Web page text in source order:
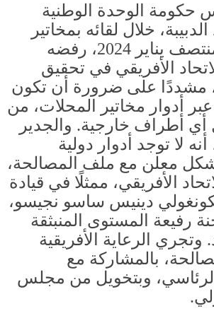
حكومة الوحدة الوطنية
خلال لقائه بمخاتير
يناير 2024، رفضه
الأفريقي في تحقيق
مشددًا على ضرورة أن تكون
أدوار مخاتير المحلات، من
أي أطراف خارجية. والجدير
أنه لا توجد أدوار دولية
معلن مع ملف المصالحة،
الأفريقي، ممثلًا في قيادة
دينيس ساسو نجيسو،
رفيعة المستوى المنبثقة
. وتجري الرعاية الأفريقية
بالمشاركة مع
وبتخويل من مجلس
.